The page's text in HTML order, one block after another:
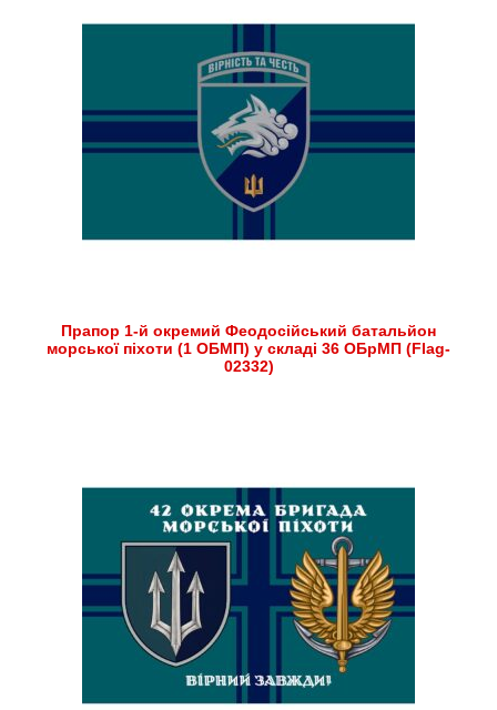
Прапор 1-й окремий Феодосійський батальйон
морської піхоти (1 ОБМП) у складі 36 ОБрМП (Flag-
02332)